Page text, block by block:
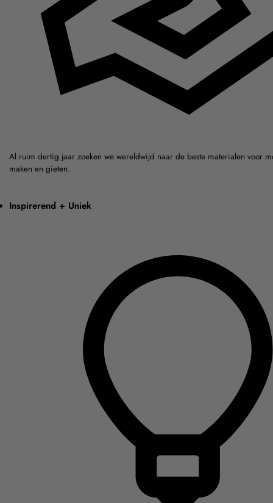
Al ruim dertig jaar zoeken we wereldwijd naar de beste materialen voor
maken en gieten.
Inspirerend + Uniek